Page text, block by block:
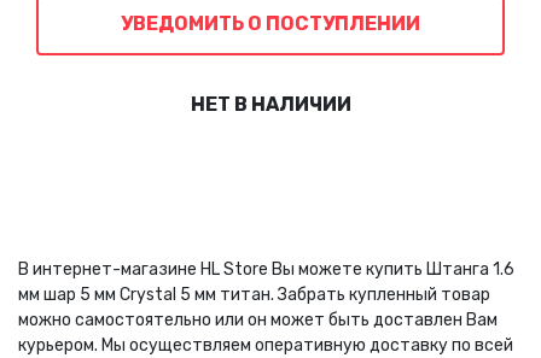
УВЕДОМИТЬ О ПОСТУПЛЕНИИ
НЕТ В НАЛИЧИИ
В интернет-магазине HL Store Вы можете купить Штанга 1.6
мм шар 5 мм Crystal 5 мм титан. Забрать купленный товар
можно самостоятельно или он может быть доставлен Вам
курьером. Мы осуществляем оперативную доставку по всей